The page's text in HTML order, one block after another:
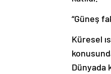
“Güneş
Küresel
Dünyada